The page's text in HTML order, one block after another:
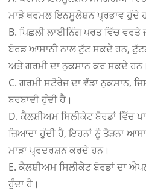
ਮਾੜੇ ਥਰਮਲ ਇਨਸੂਲੇਸ਼ਨ ਪ੍ਰਭਾਵ ਹੁੰਦੇ
B. ਪਿਛਲੀ ਲਾਈਨਿੰਗ ਪਰਤ ਵਿੱਚ ਵਰਤੇ
ਬੋਰਡ ਆਸਾਨੀ ਨਾਲ ਟੁੱਟ ਸਕਦੇ ਹਨ,
ਅਤੇ ਗਰਮੀ ਦਾ ਨੁਕਸਾਨ ਕਰ ਸਕਦੇ ਹਨ।
C. ਗਰਮੀ ਸਟੋਰੇਜ ਦਾ ਵੱਡਾ ਨੁਕਸਾਨ,
ਬਰਬਾਦੀ ਹੁੰਦੀ ਹੈ।
D. ਕੈਲਸ਼ੀਅਮ ਸਿਲੀਕੇਟ ਬੋਰਡਾਂ ਵਿੱਚ
ਜ਼ਿਆਦਾ ਹੁੰਦੀ ਹੈ, ਇਹਨਾਂ ਨੂੰ ਤੋੜਨਾ
ਮਾੜਾ ਪ੍ਰਦਰਸ਼ਨ ਕਰਦੇ ਹਨ।
E. ਕੈਲਸ਼ੀਅਮ ਸਿਲੀਕੇਟ ਬੋਰਡਾਂ ਦਾ
ਹੁੰਦਾ ਹੈ।